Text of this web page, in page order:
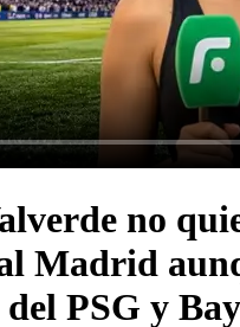
no
Madrid
PSG y